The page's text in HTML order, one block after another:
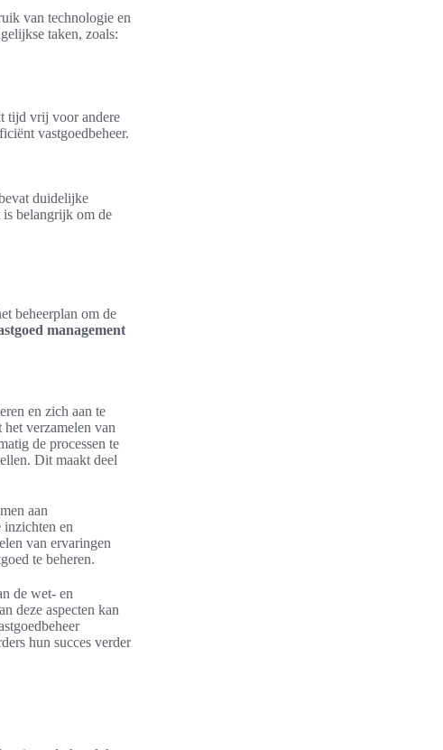
van technologie en
taken, zoals:
tijd vrij voor andere
vastgoedbeheer.
duidelijke
belangrijk om de
beheerplan om de
management
en zich aan te
het verzamelen van
de processen te
Dit maakt deel
aan
inzichten en
van ervaringen
te beheren.
de wet- en
deze aspecten kan
hun succes verder